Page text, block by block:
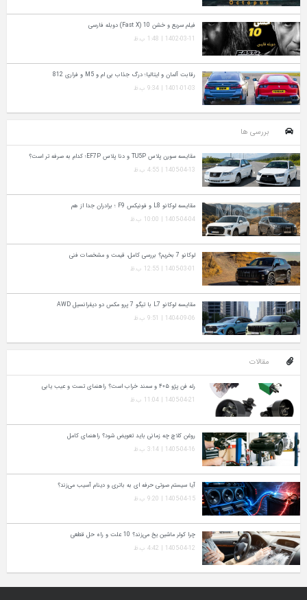
فیلم سریع و خشن 10 (Fast X) دوبله فارسی
1402-03-11 | 1:48 ب.ظ
رقابت آلمان و ایتالیا؛ درگ جذاب بی ام و M5 و فراری 812
1401-01-03 | 9:34 ب.ظ
بررسی ها
مقایسه سورن پلاس TU5P و دنا پلاس EF7P؛ کدام به‌ صرفه‌ تر است؟
1405-04-13 | 4:55 ب.ظ
مقایسه لوکانو L8 و فونیکس F9 ؛ برادران جدا از هم
1405-04-04 | 10:00 ب.ظ
لوکانو 7 بخریم؟ بررسی کامل، قیمت و مشخصات فنی
1405-03-01 | 12:55 ب.ظ
مقایسه لوکانو L7 با تیگو 7 پرو مکس دو دیفرانسیل AWD
1404-09-06 | 9:51 ب.ظ
مقالات
رله فن پژو ۴۰۵ و سمند خراب است؟ راهنمای تست و عیب‌ یابی
1405-04-21 | 11:04 ب.ظ
روغن کلاچ چه زمانی باید تعویض شود؟ راهنمای کامل
1405-04-16 | 3:14 ب.ظ
آیا سیستم صوتی حرفه‌ ای به باتری و دینام آسیب می‌زند؟
1405-04-15 | 9:20 ب.ظ
چرا کولر ماشین یخ می‌زند؟ 10 علت و راه‌ حل قطعی
1405-04-12 | 4:42 ب.ظ